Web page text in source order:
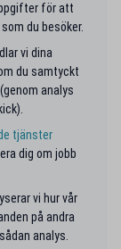
för att
du besöker.
vi dina
du samtyckt
analys
tjänster
dig om jobb
vi hur vår
på andra
analys.